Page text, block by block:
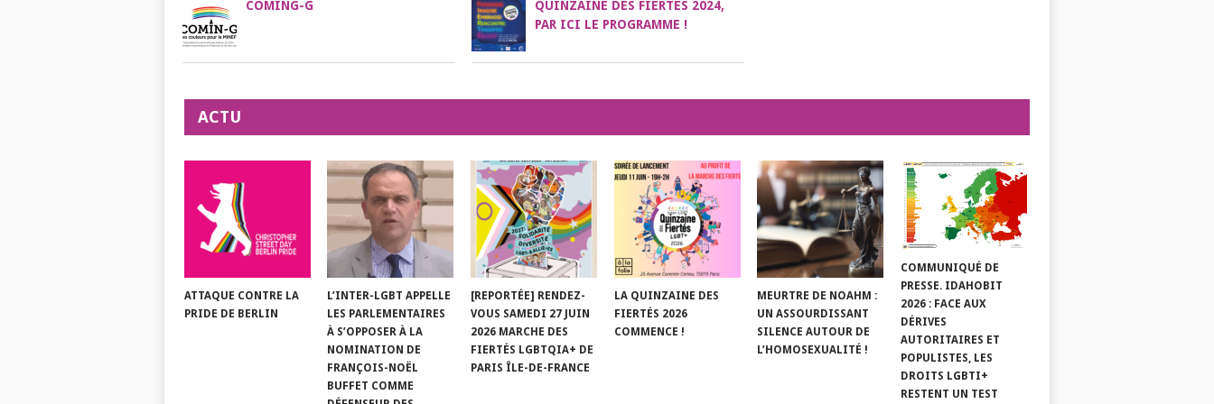
COMING-G
QUINZAINE DES FIERTÉS 2024,
PAR ICI LE PROGRAMME !
ACTU
ATTAQUE CONTRE LA
PRIDE DE BERLIN
L’INTER-LGBT APPELLE
LES PARLEMENTAIRES
À S’OPPOSER À LA
NOMINATION DE
FRANÇOIS-NOËL
BUFFET COMME
[REPORTÉE] RENDEZ-
VOUS SAMEDI 27 JUIN
2026 MARCHE DES
FIERTÉS LGBTQIA+ DE
PARIS ÎLE-DE-FRANCE
LA QUINZAINE DES
FIERTÉS 2026
COMMENCE !
MEURTRE DE NOAHM :
UN ASSOURDISSANT
SILENCE AUTOUR DE
L’HOMOSEXUALITÉ !
COMMUNIQUÉ DE
PRESSE. IDAHOBIT
2026 : FACE AUX
DÉRIVES
AUTORITAIRES ET
POPULISTES, LES
DROITS LGBTI+
RESTENT UN TEST